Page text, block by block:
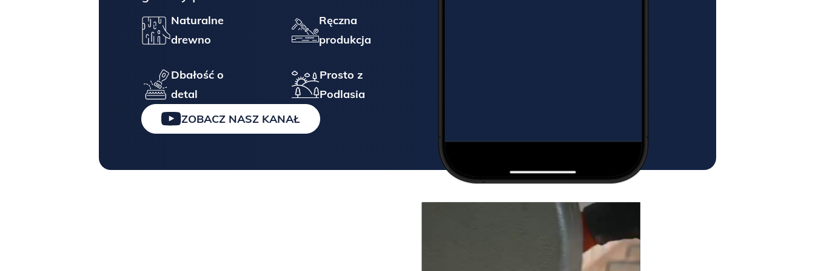
Spójrz na porównanie forniru orzechowego z dwóch partii:
ZA POBRANIEM
Ostateczna decyzja co do formy dostawy, leży po stronie logistyka MINKO.
OGLĘDZINY KLIENTA PODCZAS DOSTAWY:
Proszę o bezwzględne sprawdzenie paczki przy
Nasze meble są wykonane z litego drewna i stali
(stelaż) oraz płyty meblowej wiórowej laminowanej z
Proszę bezwzględnie unikać kontaktu mebla z płynami.
Jakiekolwiek narażenie na dużą wilgotność i kontakt z
płynami może spowodować uszkodzenie mebla.
Naturalne
drewno
Ręczna
produkcja
Dbałość o
detal
Prosto z
Podlasia
ZOBACZ NASZ KANAŁ